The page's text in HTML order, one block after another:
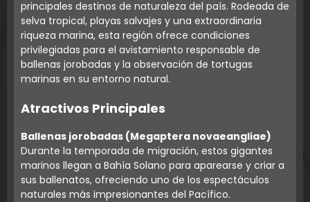
principales destinos de naturaleza del país. Rodeada de
selva tropical, playas salvajes y una extraordinaria
riqueza marina, esta región ofrece condiciones
privilegiadas para el avistamiento responsable de
ballenas jorobadas y la observación de tortugas
marinas en su entorno natural.
Atractivos Principales
Ballenas jorobadas (Megaptera novaeangliae)
Durante la temporada de migración, estos gigantes
marinos llegan a Bahía Solano para aparearse y criar a
sus ballenatos, ofreciendo uno de los espectáculos
naturales más impresionantes del Pacífico.